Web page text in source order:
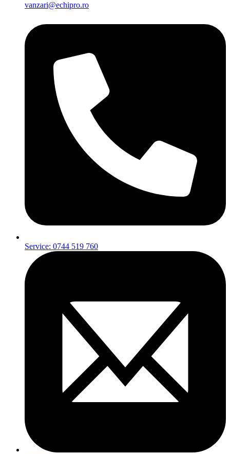
vanzari@echipro.ro
Service: 0744 519 760